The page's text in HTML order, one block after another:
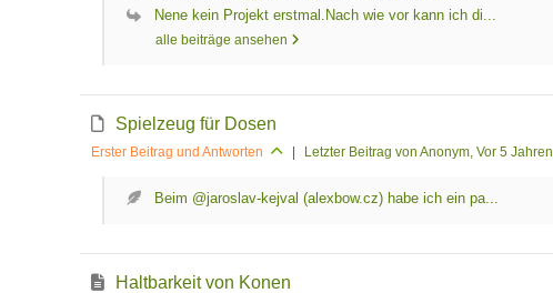
Nene kein Projekt erstmal.Nach wie vor kann ich di...
alle beiträge ansehen
Spielzeug für Dosen
Erster Beitrag und Antworten | Letzter Beitrag von Anonym , Vor 5 Jahren
Beim @jaroslav-kejval (alexbow.cz) habe ich ein pa...
Haltbarkeit von Konen